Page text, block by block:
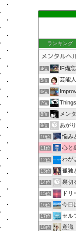
ランキング
4位 IF備
5位 芸能
6位
7位
8位 メン
9位 あが
10位 悩み
11位 心と
12位 わが
13位 孤独
14位 裏切
15位 ド
16位 今日
17位 セル
18位 意識